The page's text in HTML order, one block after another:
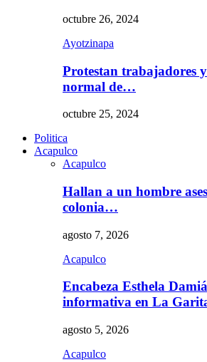
octubre 26, 2024
Ayotzinapa
Protestan trabajadores
normal de…
octubre 25, 2024
Politica
Acapulco
Acapulco
Hallan a un hombre
colonia…
agosto 7, 2026
Acapulco
Encabeza Esthela
informativa en La
agosto 5, 2026
Acapulco